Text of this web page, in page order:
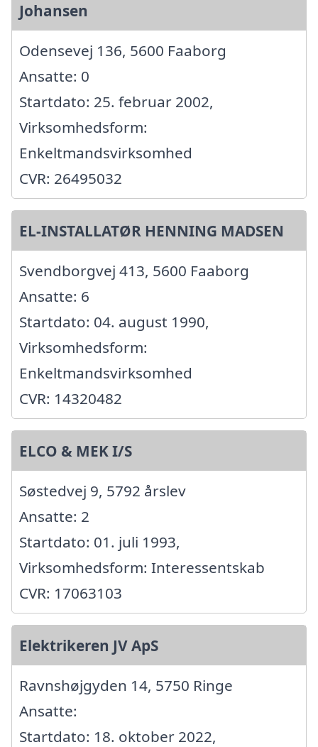
Johansen
Odensevej 136, 5600 Faaborg
Ansatte: 0
Startdato: 25. februar 2002,
Virksomhedsform:
Enkeltmandsvirksomhed
CVR: 26495032
EL-INSTALLATØR HENNING MADSEN
Svendborgvej 413, 5600 Faaborg
Ansatte: 6
Startdato: 04. august 1990,
Virksomhedsform:
Enkeltmandsvirksomhed
CVR: 14320482
ELCO & MEK I/S
Søstedvej 9, 5792 årslev
Ansatte: 2
Startdato: 01. juli 1993,
Virksomhedsform: Interessentskab
CVR: 17063103
Elektrikeren JV ApS
Ravnshøjgyden 14, 5750 Ringe
Ansatte:
Startdato: 18. oktober 2022,